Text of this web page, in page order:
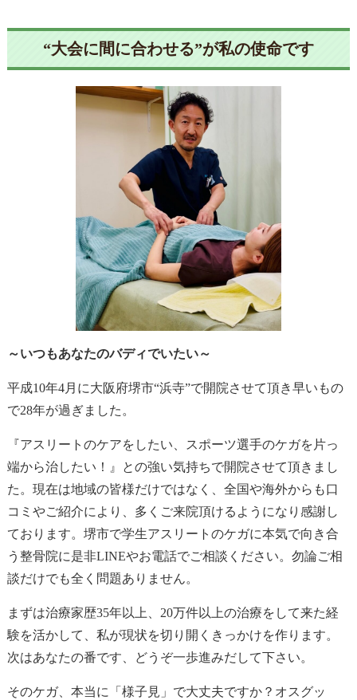
“大会に間に合わせる”が私の使命です
～いつもあなたのバディでいたい～
平成10年4月に大阪府堺市“浜寺”で開院させて頂き早いもの
で28年が過ぎました。
『アスリートのケアをしたい、スポーツ選手のケガを片っ
端から治したい！』との強い気持ちで開院させて頂きまし
た。現在は地域の皆様だけではなく、全国や海外からも口
コミやご紹介により、多くご来院頂けるようになり感謝し
ております。堺市で学生アスリートのケガに本気で向き合
う整骨院に是非LINEやお電話でご相談ください。勿論ご相
談だけでも全く問題ありません。
まずは治療家歴35年以上、20万件以上の治療をして来た経
験を活かして、私が現状を切り開くきっかけを作ります。
次はあなたの番です、どうぞ一歩進みだして下さい。
そのケガ、本当に「様子見」で大丈夫ですか？オスグッ